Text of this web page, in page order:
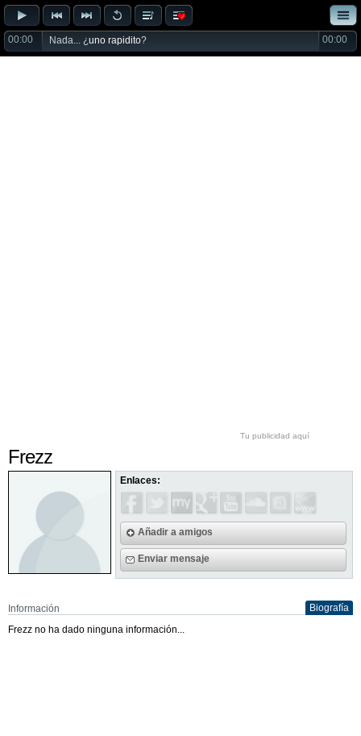
00:00 Nada... ¿uno rapidito? 00:00
Tu publicidad aquí
Frezz
Enlaces:
Añadir a amigos
Enviar mensaje
Información
Biografía
Frezz no ha dado ninguna información...